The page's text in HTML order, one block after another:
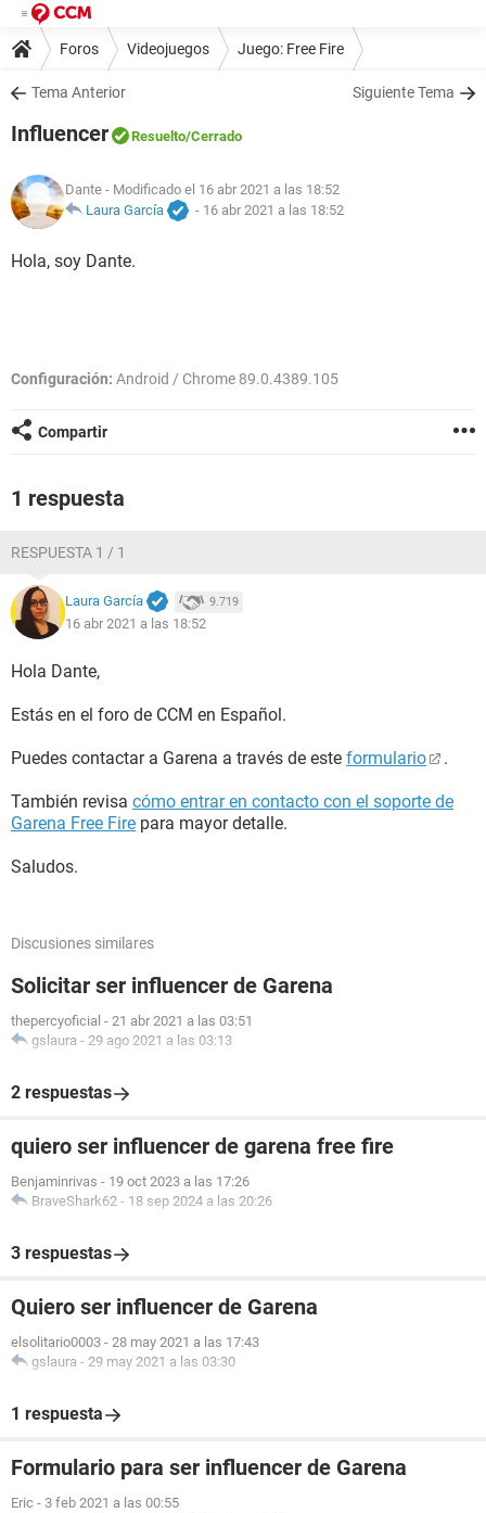
Foros Videojuegos Juego: Free Fire
Tema Anterior Siguiente Tema
Influencer Resuelto/Cerrado
Dante - Modificado el 16 abr 2021 a las 18:52
Laura García
- 16 abr 2021 a las 18:52
Hola, soy Dante.
Configuración: Android / Chrome 89.0.4389.105
Compartir
1 respuesta
RESPUESTA 1 / 1
Laura García 9.719
16 abr 2021 a las 18:52
Hola Dante,
Estás en el foro de CCM en Español.
Puedes contactar a Garena a través de este formulario .
También revisa cómo entrar en contacto con el soporte de
Garena Free Fire para mayor detalle.
Saludos.
Discusiones similares
Solicitar ser influencer de Garena
thepercyoficial - 21 abr 2021 a las 03:51
gslaura - 29 ago 2021 a las 03:13
2 respuestas
quiero ser influencer de garena free fire
Benjaminrivas - 19 oct 2023 a las 17:26
BraveShark62 - 18 sep 2024 a las 20:26
3 respuestas
Quiero ser influencer de Garena
elsolitario0003 - 28 may 2021 a las 17:43
gslaura - 29 may 2021 a las 03:30
1 respuesta
Formulario para ser influencer de Garena
Eric - 3 feb 2021 a las 00:55